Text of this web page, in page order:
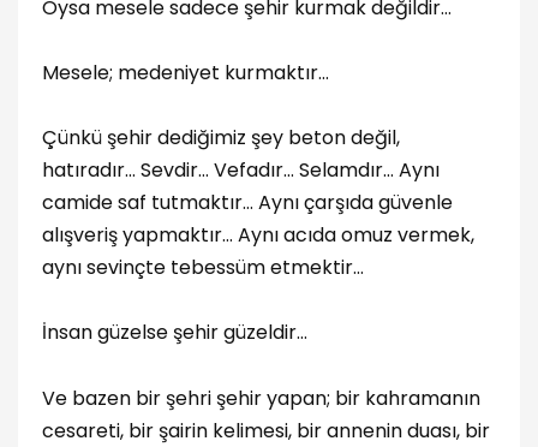
Oysa mesele sadece şehir kurmak değildir…
Mesele; medeniyet kurmaktır…
Çünkü şehir dediğimiz şey beton değil,
hatıradır… Sevdir… Vefadır… Selamdır… Aynı
camide saf tutmaktır… Aynı çarşıda güvenle
alışveriş yapmaktır… Aynı acıda omuz vermek,
aynı sevinçte tebessüm etmektir…
İnsan güzelse şehir güzeldir…
Ve bazen bir şehri şehir yapan; bir kahramanın
cesareti, bir şairin kelimesi, bir annenin duası, bir